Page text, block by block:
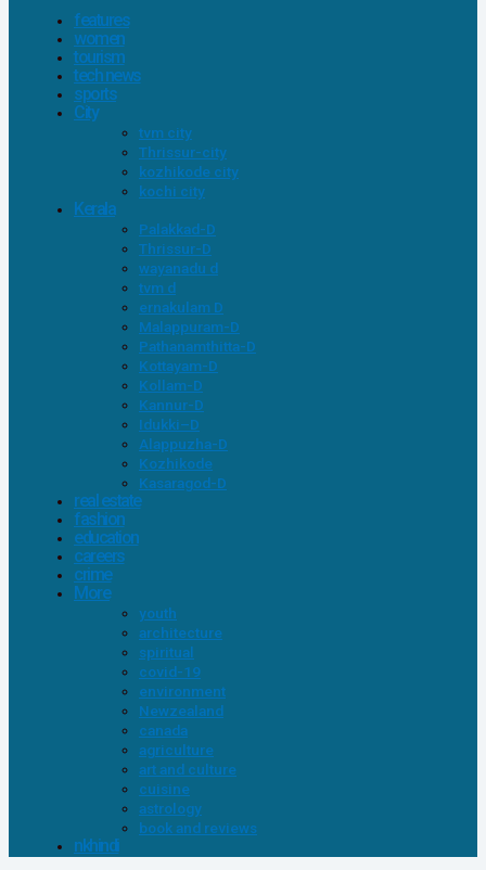
features
women
tourism
tech news
sports
City
tvm city
Thrissur-city
kozhikode city
kochi city
Kerala
Palakkad-D
Thrissur-D
wayanadu d
tvm d
ernakulam D
Malappuram-D
Pathanamthitta-D
Kottayam-D
Kollam-D
Kannur-D
Idukki–D
Alappuzha-D
Kozhikode
Kasaragod-D
real estate
fashion
education
careers
crime
More
youth
architecture
spiritual
covid-19
environment
Newzealand
canada
agriculture
art and culture
cuisine
astrology
book and reviews
nkhindi